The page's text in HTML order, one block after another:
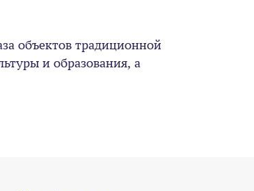
объектов традиционной
и образования, а